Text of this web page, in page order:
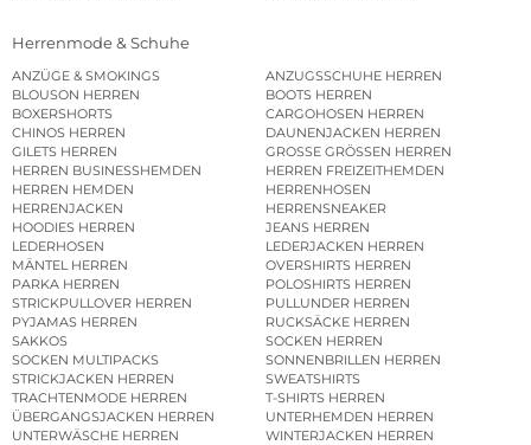
Herrenmode & Schuhe
ANZÜGE & SMOKINGS
ANZUGSSCHUHE HERREN
BLOUSON HERREN
BOOTS HERREN
BOXERSHORTS
CARGOHOSEN HERREN
CHINOS HERREN
DAUNENJACKEN HERREN
GILETS HERREN
GROSSE GRÖSSEN HERREN
HERREN BUSINESSHEMDEN
HERREN FREIZEITHEMDEN
HERREN HEMDEN
HERRENHOSEN
HERRENJACKEN
HERRENSNEAKER
HOODIES HERREN
JEANS HERREN
LEDERHOSEN
LEDERJACKEN HERREN
MÄNTEL HERREN
OVERSHIRTS HERREN
PARKA HERREN
POLOSHIRTS HERREN
STRICKPULLOVER HERREN
PULLUNDER HERREN
PYJAMAS HERREN
RUCKSÄCKE HERREN
SAKKOS
SOCKEN HERREN
SOCKEN MULTIPACKS
SONNENBRILLEN HERREN
STRICKJACKEN HERREN
SWEATSHIRTS
TRACHTENMODE HERREN
T-SHIRTS HERREN
ÜBERGANGSJACKEN HERREN
UNTERHEMDEN HERREN
UNTERWÄSCHE HERREN
WINTERJACKEN HERREN